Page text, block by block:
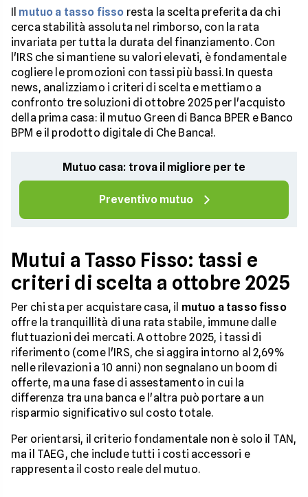
Il mutuo a tasso fisso resta la scelta preferita da chi
cerca stabilità assoluta nel rimborso, con la rata
invariata per tutta la durata del finanziamento. Con
l'IRS che si mantiene su valori elevati, è fondamentale
cogliere le promozioni con tassi più bassi. In questa
news, analizziamo i criteri di scelta e mettiamo a
confronto tre soluzioni di ottobre 2025 per l'acquisto
della prima casa: il mutuo Green di Banca BPER e Banco
BPM e il prodotto digitale di Che Banca!.
Mutuo casa: trova il migliore per te
Preventivo mutuo
Mutui a Tasso Fisso: tassi e
criteri di scelta a ottobre 2025
Per chi sta per acquistare casa, il mutuo a tasso fisso
offre la tranquillità di una rata stabile, immune dalle
fluttuazioni dei mercati. A ottobre 2025, i tassi di
riferimento (come l'IRS, che si aggira intorno al 2,69%
nelle rilevazioni a 10 anni) non segnalano un boom di
offerte, ma una fase di assestamento in cui la
differenza tra una banca e l'altra può portare a un
risparmio significativo sul costo totale.
Per orientarsi, il criterio fondamentale non è solo il TAN,
ma il TAEG, che include tutti i costi accessori e
rappresenta il costo reale del mutuo.